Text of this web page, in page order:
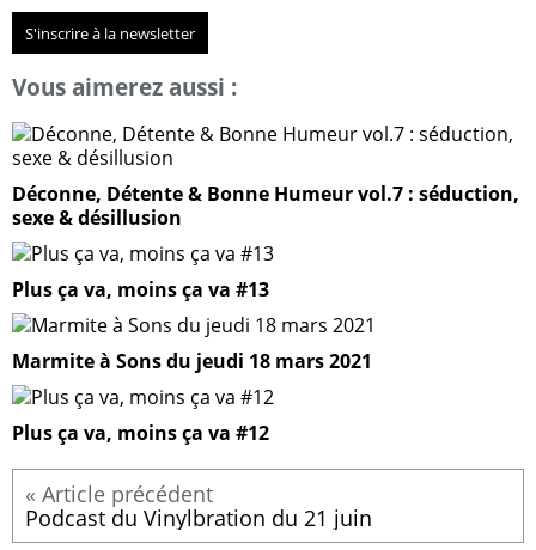
S'inscrire à la newsletter
Vous aimerez aussi :
Déconne, Détente & Bonne Humeur vol.7 : séduction,
sexe & désillusion
Plus ça va, moins ça va #13
Marmite à Sons du jeudi 18 mars 2021
Plus ça va, moins ça va #12
Podcast du Vinylbration du 21 juin